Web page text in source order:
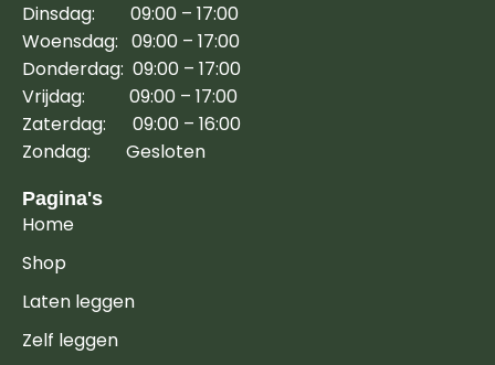
Dinsdag: 09:00 – 17:00
Woensdag: 09:00 – 17:00
Donderdag: 09:00 – 17:00
Vrijdag: 09:00 – 17:00
Zaterdag: 09:00 – 16:00
Zondag: Gesloten
Pagina's
Home
Shop
Laten leggen
Zelf leggen